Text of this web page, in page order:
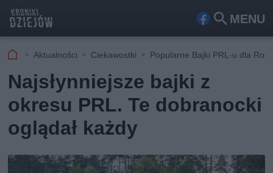
MENU
Fa
ook
Szu
kaj
Aktualności Ciekawostki Popularne Bajki PRL-u dla
Najsłynniejsze bajki z
okresu PRL. Te dobranocki
oglądał każdy